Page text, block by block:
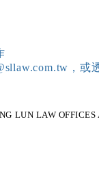
，
LUN LAW